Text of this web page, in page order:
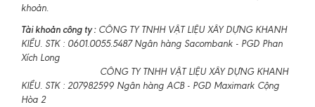
khoản.
Tài khoản công ty :CÔNG TY TNHH VẬT LIỆU XÂY DỰNG KHANH
KIỀU. STK : 0601.0055.5487 Ngân hàng Sacombank - PGD Phan
Xích Long
CÔNG TY TNHH VẬT LIỆU XÂY DỰNG KHANH
KIỀU. STK : 207982599 Ngân hàng ACB - PGD Maximark Cộng
Hòa 2